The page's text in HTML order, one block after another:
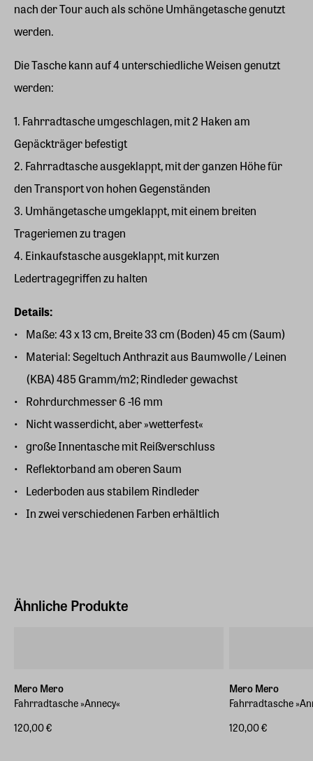
nach der Tour auch als schöne Umhängetasche genutzt
werden.
Die Tasche kann auf 4 unterschiedliche Weisen genutzt
werden:
1. Fahrradtasche umgeschlagen, mit 2 Haken am
Gepäckträger befestigt
2. Fahrradtasche ausgeklappt, mit der ganzen Höhe für
den Transport von hohen Gegenständen
3. Umhängetasche umgeklappt, mit einem breiten
Trageriemen zu tragen
4. Einkaufstasche ausgeklappt, mit kurzen
Ledertragegriffen zu halten
Details:
Maße: 43 x 13 cm, Breite 33 cm (Boden) 45 cm (Saum)
Material: Segeltuch Anthrazit aus Baumwolle / Leinen
(KBA) 485 Gramm/m2; Rindleder gewachst
Rohrdurchmesser 6 -16 mm
Nicht wasserdicht, aber »wetterfest«
große Innentasche mit Reißverschluss
Reflektorband am oberen Saum
Lederboden aus stabilem Rindleder
In zwei verschiedenen Farben erhältlich
Ähnliche Produkte
Mero Mero
Fahrradtasche »Annecy«
120,00 €
Mero Mero
Fahrradtasche
120,00 €